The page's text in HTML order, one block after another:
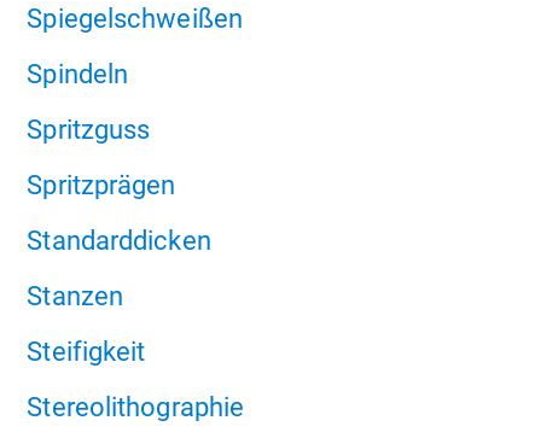
Spiegelschweißen
Spindeln
Spritzguss
Spritzprägen
Standarddicken
Stanzen
Steifigkeit
Stereolithographie